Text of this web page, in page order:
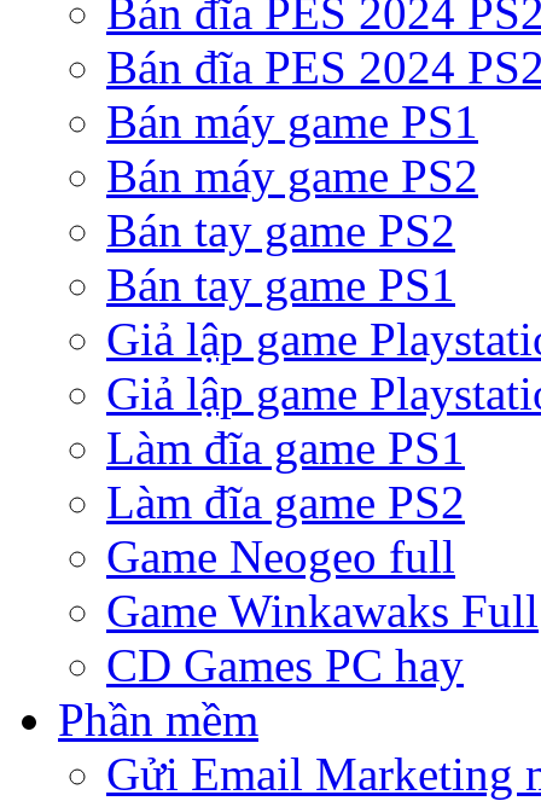
Bán đĩa PES 2024
Bán đĩa PES 2024
Bán máy game PS1
Bán máy game PS2
Bán tay game PS2
Bán tay game PS1
Giả lập game
Giả lập game
Làm đĩa game PS1
Làm đĩa game PS2
Game Neogeo full
Game Winkawaks Full
CD Games PC hay
Phần mềm
Gửi Email Marketing